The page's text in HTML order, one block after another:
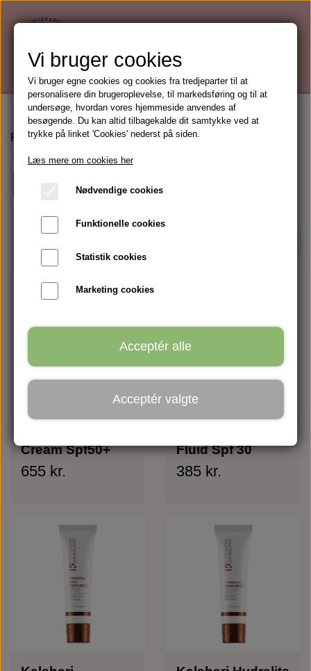
Forside Ansigtspleje Dagcreme
Dagcreme
Cream Spf50+
655 kr.
Fluid Spf 30
385 kr.
Vi bruger cookies
Vi bruger egne cookies og cookies fra tredjeparter til at
personalisere din brugeroplevelse, til markedsføring og til at
undersøge, hvordan vores hjemmeside anvendes af
besøgende. Du kan altid tilbagekalde dit samtykke ved at
trykke på linket 'Cookies' nederst på siden.
Læs mere om cookies her
Nødvendige cookies
Funktionelle cookies
Statistik cookies
Marketing cookies
Acceptér alle
Acceptér valgte